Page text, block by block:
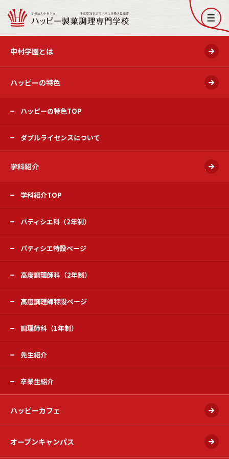
開く
中村学園とは
ハッピーの特色 開く
ハッピーの特色TOP
ダブルライセンスについて
学科紹介 開く
学科紹介TOP
パティシエ科（2年制）
パティシエ特設ページ
高度調理師科（2年制）
高度調理師特設ページ
調理師科（1年制）
先生紹介
卒業生紹介
ハッピーカフェ
オープンキャンパス